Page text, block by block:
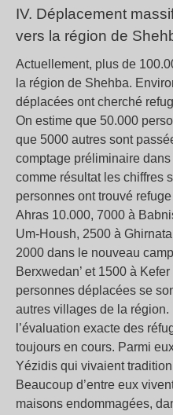
IV. Déplacement
vers la région de
Actuellement, plus de
la région de Shehba.
déplacées ont cherché
On estime que 50.000
que 5000 autres sont
comptage préliminaire
comme résultat les chiffres
personnes ont trouvé
Ahras 10.000, 7000 à
Um-Housh, 2500 à
2000 dans le nouveau
Berxwedan’ et 1500 à
personnes déplacées se
autres villages de la région.
l’évaluation exacte des
toujours en cours. Parmi
Yézidis qui vivaient
Beaucoup d’entre eux
maisons endommagées,